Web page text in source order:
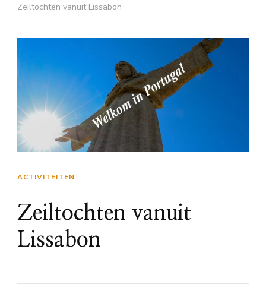
Zeiltochten vanuit Lissabon
ACTIVITEITEN
Zeiltochten vanuit
Lissabon